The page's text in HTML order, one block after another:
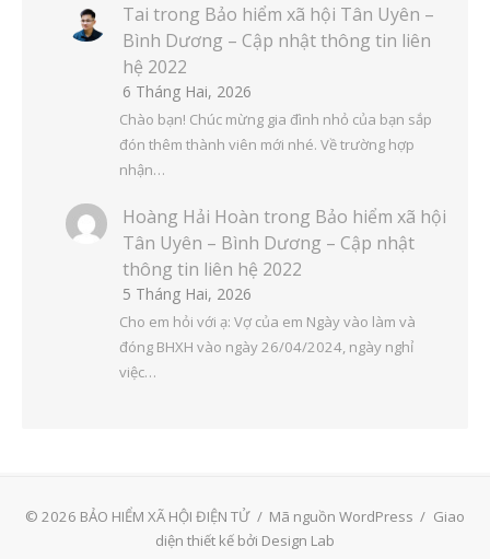
Tai trong Bảo hiểm xã hội Tân Uyên –
Bình Dương – Cập nhật thông tin liên
hệ 2022
6 Tháng Hai, 2026
Chào bạn! Chúc mừng gia đình nhỏ của bạn sắp
đón thêm thành viên mới nhé. Về trường hợp
nhận…
Hoàng Hải Hoàn trong Bảo hiểm xã hội
Tân Uyên – Bình Dương – Cập nhật
thông tin liên hệ 2022
5 Tháng Hai, 2026
Cho em hỏi với ạ: Vợ của em Ngày vào làm và
đóng BHXH vào ngày 26/04/2024, ngày nghỉ
việc…
© 2026 BẢO HIỂM XÃ HỘI ĐIỆN TỬ / Mã nguồn WordPress / Giao
diện thiết kế bởi Design Lab